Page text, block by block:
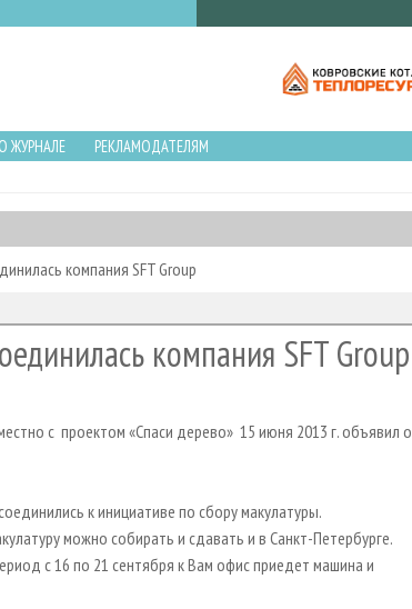
О ЖУРНАЛЕ
РЕКЛАМОДАТЕЛЯМ
компания SFT Group
компания SFT Group
с проектом «Спаси дерево» 15 июня 2013 г. объявил о
к инициативе по сбору макулатуры.
можно собирать и сдавать и в Санкт-Петербурге.
с 16 по 21 сентября к Вам офис приедет машина и